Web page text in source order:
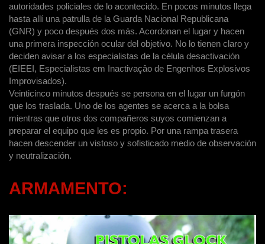
autoridades policiales de lo acontecido. En pocos minutos llega
hasta allí una patrulla de la Guarda Nacional Republicana
(GNR) y poco después dos más. Acordonan el lugar y hacen
una primera inspección ocular del objetivo. No lo tienen claro y
deciden avisar a los especialistas de la célula desactivación
(EIEEI, Especialistas em Inactivaçâo de Engenhos Explosivos
Improvisados).
Veinticinco minutos después se persona en el lugar un furgón
que los traslada. Uno de los agentes se acerca a la bolsa
mientras que otros dos compañeros suyos comienzan a
preparar el equipo que les es propio. Por una rampa trasera
hacen descender un vistoso y sofisticado medio de observación
y neutralización.
ARMAMENTO: